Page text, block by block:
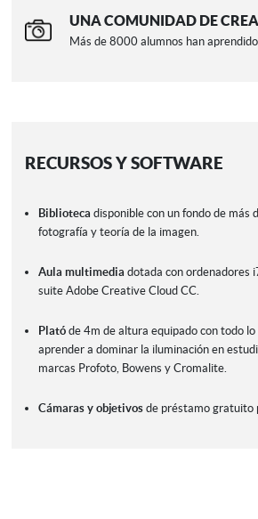
UNA COMUNIDAD DE
Más de 8000 alumnos han
RECURSOS Y SOFTWARE
Biblioteca disponible con un fondo de más
fotografía y teoría de la imagen.
Aula multimedia dotada con ordenadores
suite Adobe Creative Cloud CC.
Platóde 4m de altura equipado con todo lo
aprender a dominar la iluminación en
marcas Profoto, Bowens y Cromalite.
Cámaras y objetivosde préstamo gratuito